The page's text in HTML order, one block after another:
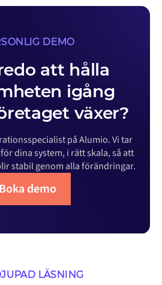
DEMO
att hålla
igång
växer?
på Alumio. Vi tar
dina system, i rätt skala, så att
stabil genom alla förändringar.
Boka demo
LÄSNING